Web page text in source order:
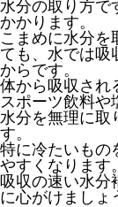
水分の取り方で
かかります。
こまめに水分を
ても、水では吸
からです。
体から吸収され
スポーツ飲料や
水分を無理に取
す。
特に冷たいもの
やすくなります。
吸収の速い水分
に心がけましょ